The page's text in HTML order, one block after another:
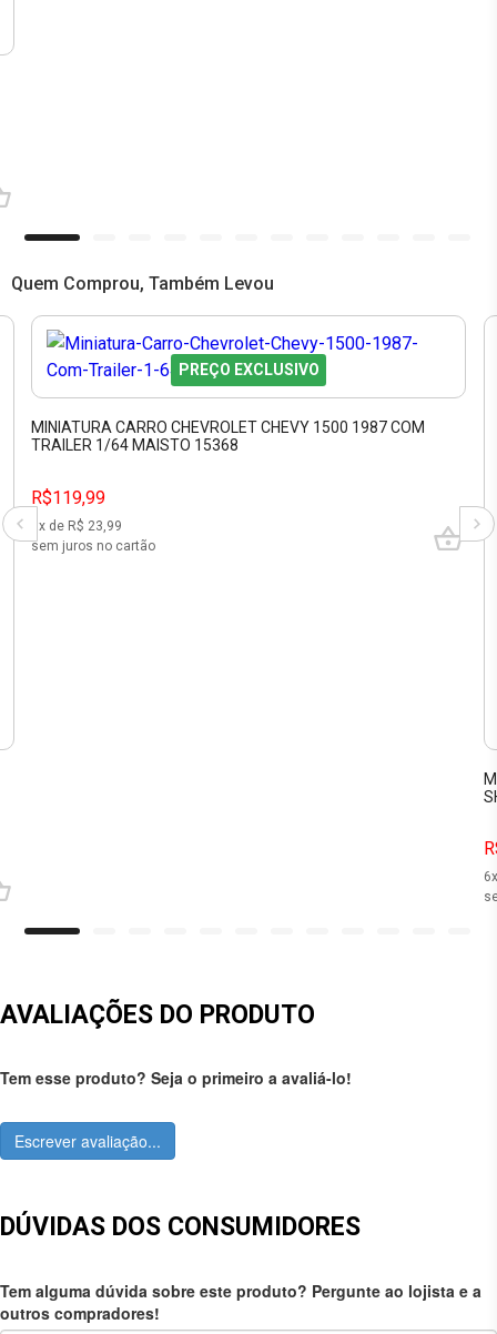
Quem Comprou, Também Levou
PREÇO EXCLUSIVO
MINIATURA CARRO CHEVROLET CHEVY 1500 1987 COM
TRAILER 1/64 MAISTO 15368
R$119,99
5x de R$ 23,99
sem juros no cartão
6
AVALIAÇÕES DO PRODUTO
Tem esse produto? Seja o primeiro a avaliá-lo!
Escrever avaliação...
DÚVIDAS DOS CONSUMIDORES
Tem alguma dúvida sobre este produto? Pergunte ao lojista e a
outros compradores!